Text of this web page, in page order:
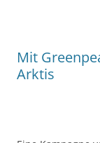
Mit
Arktis